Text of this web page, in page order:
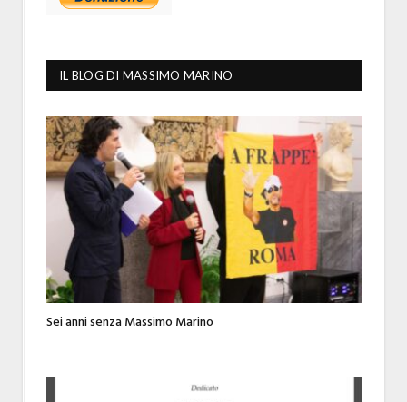
IL BLOG DI MASSIMO MARINO
Sei anni senza Massimo Marino